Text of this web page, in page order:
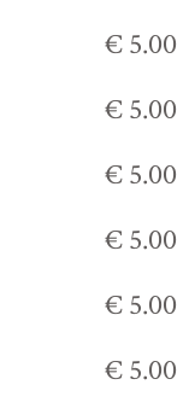
€ 5.00
€ 5.00
€ 5.00
€ 5.00
€ 5.00
€ 5.00